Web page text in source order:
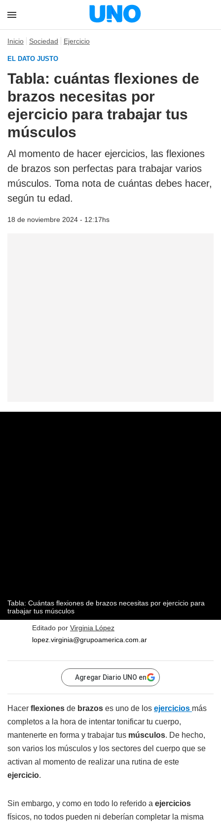
Inicio Sociedad Ejercicio
EL DATO JUSTO
Tabla: cuántas flexiones de
brazos necesitas por
ejercicio para trabajar tus
músculos
Al momento de hacer ejercicios, las flexiones
de brazos son perfectas para trabajar varios
músculos. Toma nota de cuántas debes hacer,
según tu edad.
18 de noviembre 2024 - 12:17hs
Tabla: Cuántas flexiones de brazos necesitas por ejercicio para
trabajar tus músculos
Editado por Virginia López
lopez.virginia@grupoamerica.com.ar
Agregar Diario UNO en
Hacer flexiones de brazos es uno de los ejercicios más
completos a la hora de intentar tonificar tu cuerpo,
mantenerte en forma y trabajar tus músculos. De hecho,
son varios los músculos y los sectores del cuerpo que se
activan al momento de realizar una rutina de este
ejercicio.
Sin embargo, y como en todo lo referido a ejercicios
físicos, no todos pueden ni deberían completar la misma